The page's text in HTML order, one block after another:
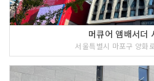
머큐어 앰배서더
서울특별시 마포구 양화